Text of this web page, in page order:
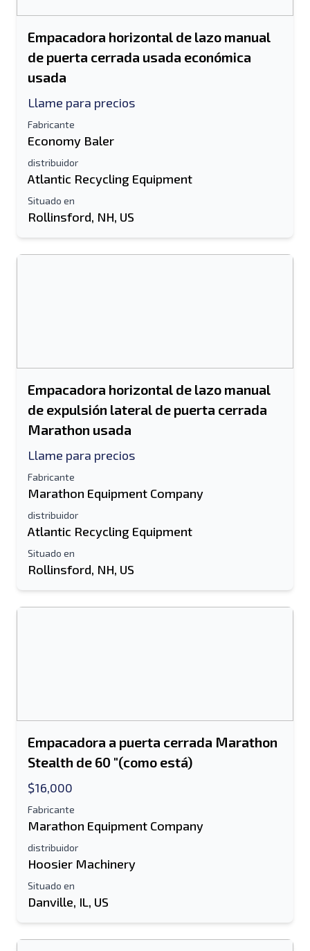
Empacadora horizontal de lazo manual
de puerta cerrada usada económica
usada
Llame para precios
Fabricante
Economy Baler
distribuidor
Atlantic Recycling Equipment
Situado en
Rollinsford, NH, US
Empacadora horizontal de lazo manual
de expulsión lateral de puerta cerrada
Marathon usada
Llame para precios
Fabricante
Marathon Equipment Company
distribuidor
Atlantic Recycling Equipment
Situado en
Rollinsford, NH, US
Empacadora a puerta cerrada Marathon
Stealth de 60 "(como está)
$16,000
Fabricante
Marathon Equipment Company
distribuidor
Hoosier Machinery
Situado en
Danville, IL, US